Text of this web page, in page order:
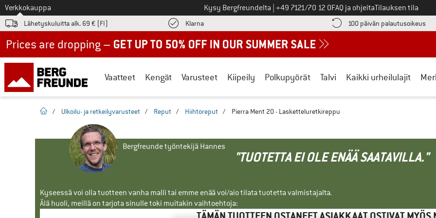
Tästä siirtyäksesi
Verkkokauppa Kysy Bergfreundelta Soita meille
+49 7121/70 12 0FAQ ja ohjeitaTilauksen tila
Lähetyskuluitta alk. 69 € (FI) KlarnaLöydä maksutiedot täältä! Avautuu tietokentässä 100 päivän palautusoikeus
Vaatteet Kengät Varusteet Kiipeily Polkupyörät Talvi Kaikki urheilulajit
Kotisivu
/ Ulkoilu- ja retkeilyvarusteet / Reput / Hiihtoreput / Pierra Ment 20 - Lasketteluretkireppu
Bergfreunde työntekijä Hannes
"TUOTETTA EI OLE ENÄÄ SAATAVILLA."
Kyseessä voi olla tuotteen vanha malli tai emme enää voi/aio tilata tuotetta valmistajalta.
Älä huoli, meillä on tarjota sinulle toki muitakin vaihtoehtoja: